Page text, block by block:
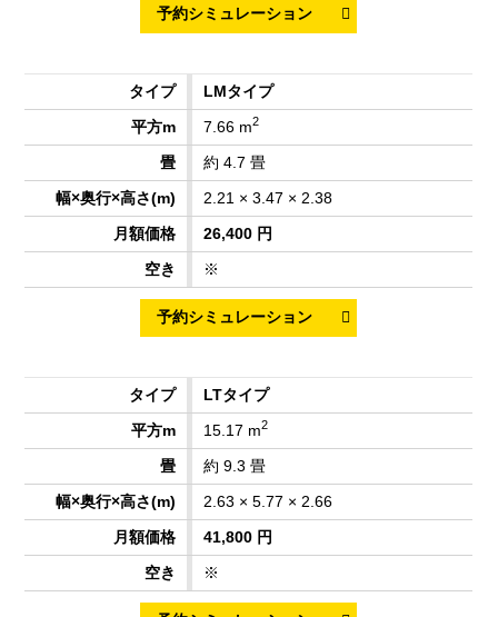
LMタイプ
7.66 m2
約 4.7 畳
2.21 × 3.47 × 2.38
26,400 円
※
LTタイプ
15.17 m2
約 9.3 畳
2.63 × 5.77 × 2.66
41,800 円
※